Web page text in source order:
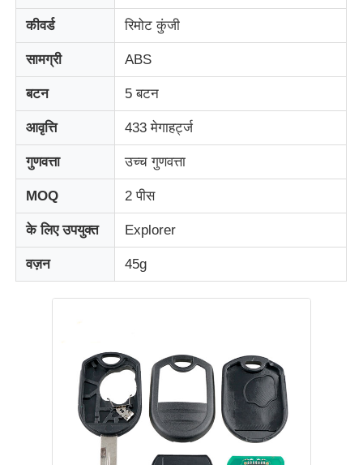
कीवर्ड रिमोट कुंजी
सामग्री ABS
बटन 5 बटन
आवृत्ति 433 मेगाहर्ट्ज
गुणवत्ता उच्च गुणवत्ता
MOQ 2 पीस
के लिए उपयुक्त Explorer
वज़न 45g